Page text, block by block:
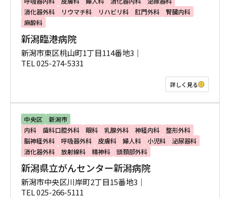
消化器外科
リウマチ科 リハビリ科 肛門外科
腎臓内科
麻酔科
新潟臨港病院
新潟市東区桃山町1丁目114番地3｜
TEL 025-274-5331
詳しく見る
中央区
新潟市
内科
歯科口腔外科 眼科 乳腺外科 神経内科
整形外科
脳神経外科
呼吸器外科 皮膚科 婦人科 小児科
泌尿器科
消化器外科
放射線科 精神科 頭頚部外科
新潟県立がんセンター新潟病院
新潟市中央区川岸町2丁目15番地3｜
TEL 025-266-5111